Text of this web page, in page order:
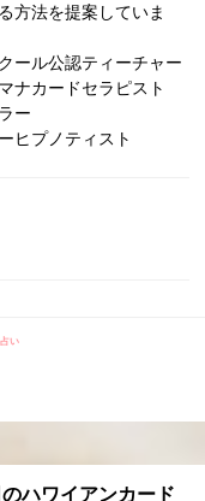
方法を提案していま
ール公認ティーチャー
ナカードセラピスト
ー
ヒプノティスト
い
ハワイアンカード